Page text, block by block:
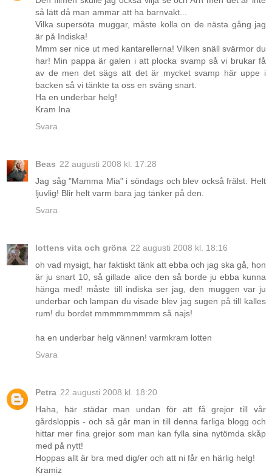
så lätt då man ammar att ha barnvakt...
Vilka supersöta muggar, måste kolla on de nästa gång jag
är på Indiska!
Mmm ser nice ut med kantarellerna! Vilken snäll svärmor du
har! Min pappa är galen i att plocka svamp så vi brukar få
av de men det sägs att det är mycket svamp här uppe i
backen så vi tänkte ta oss en sväng snart.
Ha en underbar helg!
Kram Ina
Svara
Beas 22 augusti 2008 kl. 17:28
Jag såg "Mamma Mia" i söndags och blev också frälst. Helt
ljuvlig! Blir helt varm bara jag tänker på den.
Svara
lottens vita och gröna 22 augusti 2008 kl. 18:16
oh vad mysigt, har faktiskt tänk att ebba och jag ska gå, hon
är ju snart 10, så gillade alice den så borde ju ebba kunna
hänga med! måste till indiska ser jag, den muggen var ju
underbar och lampan du visade blev jag sugen på till kalles
rum! du bordet mmmmmmmmm så najs!
ha en underbar helg vännen! varmkram lotten
Svara
Petra 22 augusti 2008 kl. 18:20
Haha, här städar man undan för att få grejor till vår
gårdsloppis - och så går man in till denna farliga blogg och
hittar mer fina grejor som man kan fylla sina nytömda skåp
med på nytt!
Hoppas allt är bra med dig/er och att ni får en härlig helg!
Kramiz